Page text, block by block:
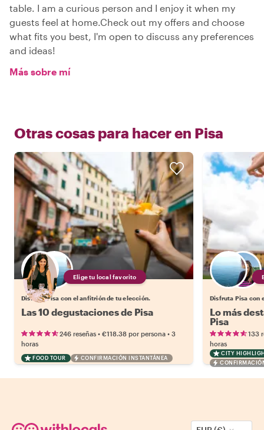
table. I am a curious person and I enjoy it when my
guests feel at home.Check out my offers and choose
what fits you best, I'm open to discuss any preferences
and ideas!
Más sobre mí
Otras cosas para hacer en Pisa
Elige tu local favorito
Disfruta Pisa con el anfitrión de tu elección.
Las 10 degustaciones de Pisa
246 reseñas • €118.38 por persona • 3
horas
FOOD TOUR CONFIRMACIÓN INSTANTÁNEA
Disfruta Pisa con
Lo más
Pisa
133
horas
CITY